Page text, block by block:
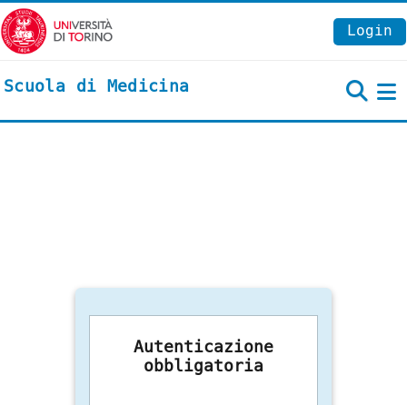
Vai al contenuto principale
Login
Scuola di Medicina
Autenticazione
obbligatoria